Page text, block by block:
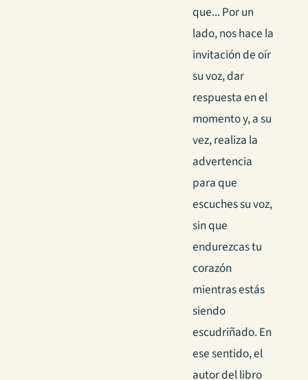
que... Por un
lado, nos hace la
invitación de oír
su voz, dar
respuesta en el
momento y, a su
vez, realiza la
advertencia
para que
escuches su voz,
sin que
endurezcas tu
corazón
mientras estás
siendo
escudriñado. En
ese sentido, el
autor del libro